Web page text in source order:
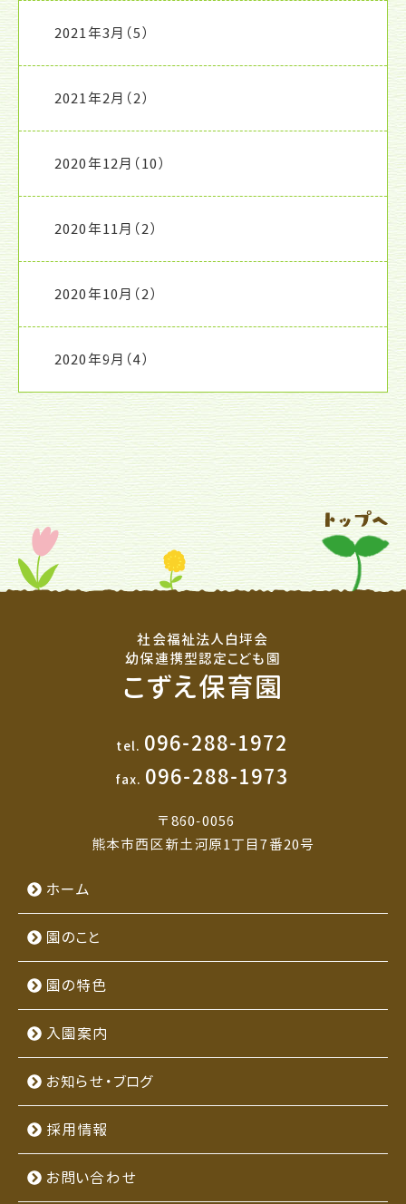
2021年3月 （5）
2021年2月 （2）
2020年12月 （10）
2020年11月 （2）
2020年10月 （2）
2020年9月 （4）
社会福祉法人白坪会
幼保連携型認定こども園
こずえ保育園
tel. 096-288-1972
fax. 096-288-1973
〒860-0056
熊本市西区新土河原1丁目7番20号
ホーム
園のこと
園の特色
入園案内
お知らせ・ブログ
採用情報
お問い合わせ